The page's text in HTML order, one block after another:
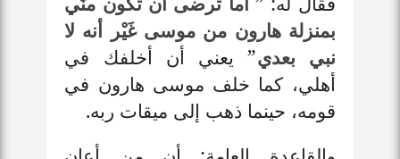
بمنزلة هارون من موسى غَيْر أنه لا
نبي بعدي” يعني أن أخلفك في
أهلي، كما خلف موسى هارون في
قومه، حينما ذهب إلى ميقات ربه.